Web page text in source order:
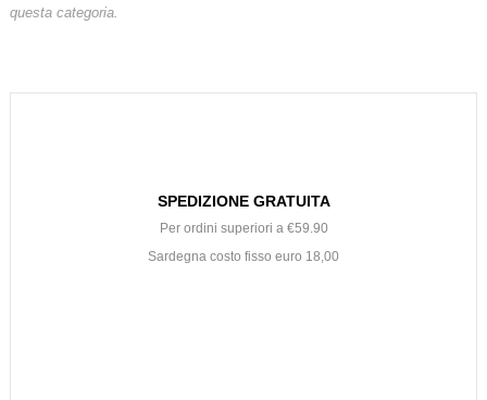
questa categoria.
SPEDIZIONE GRATUITA
Per ordini superiori a €59.90
Sardegna costo fisso euro 18,00